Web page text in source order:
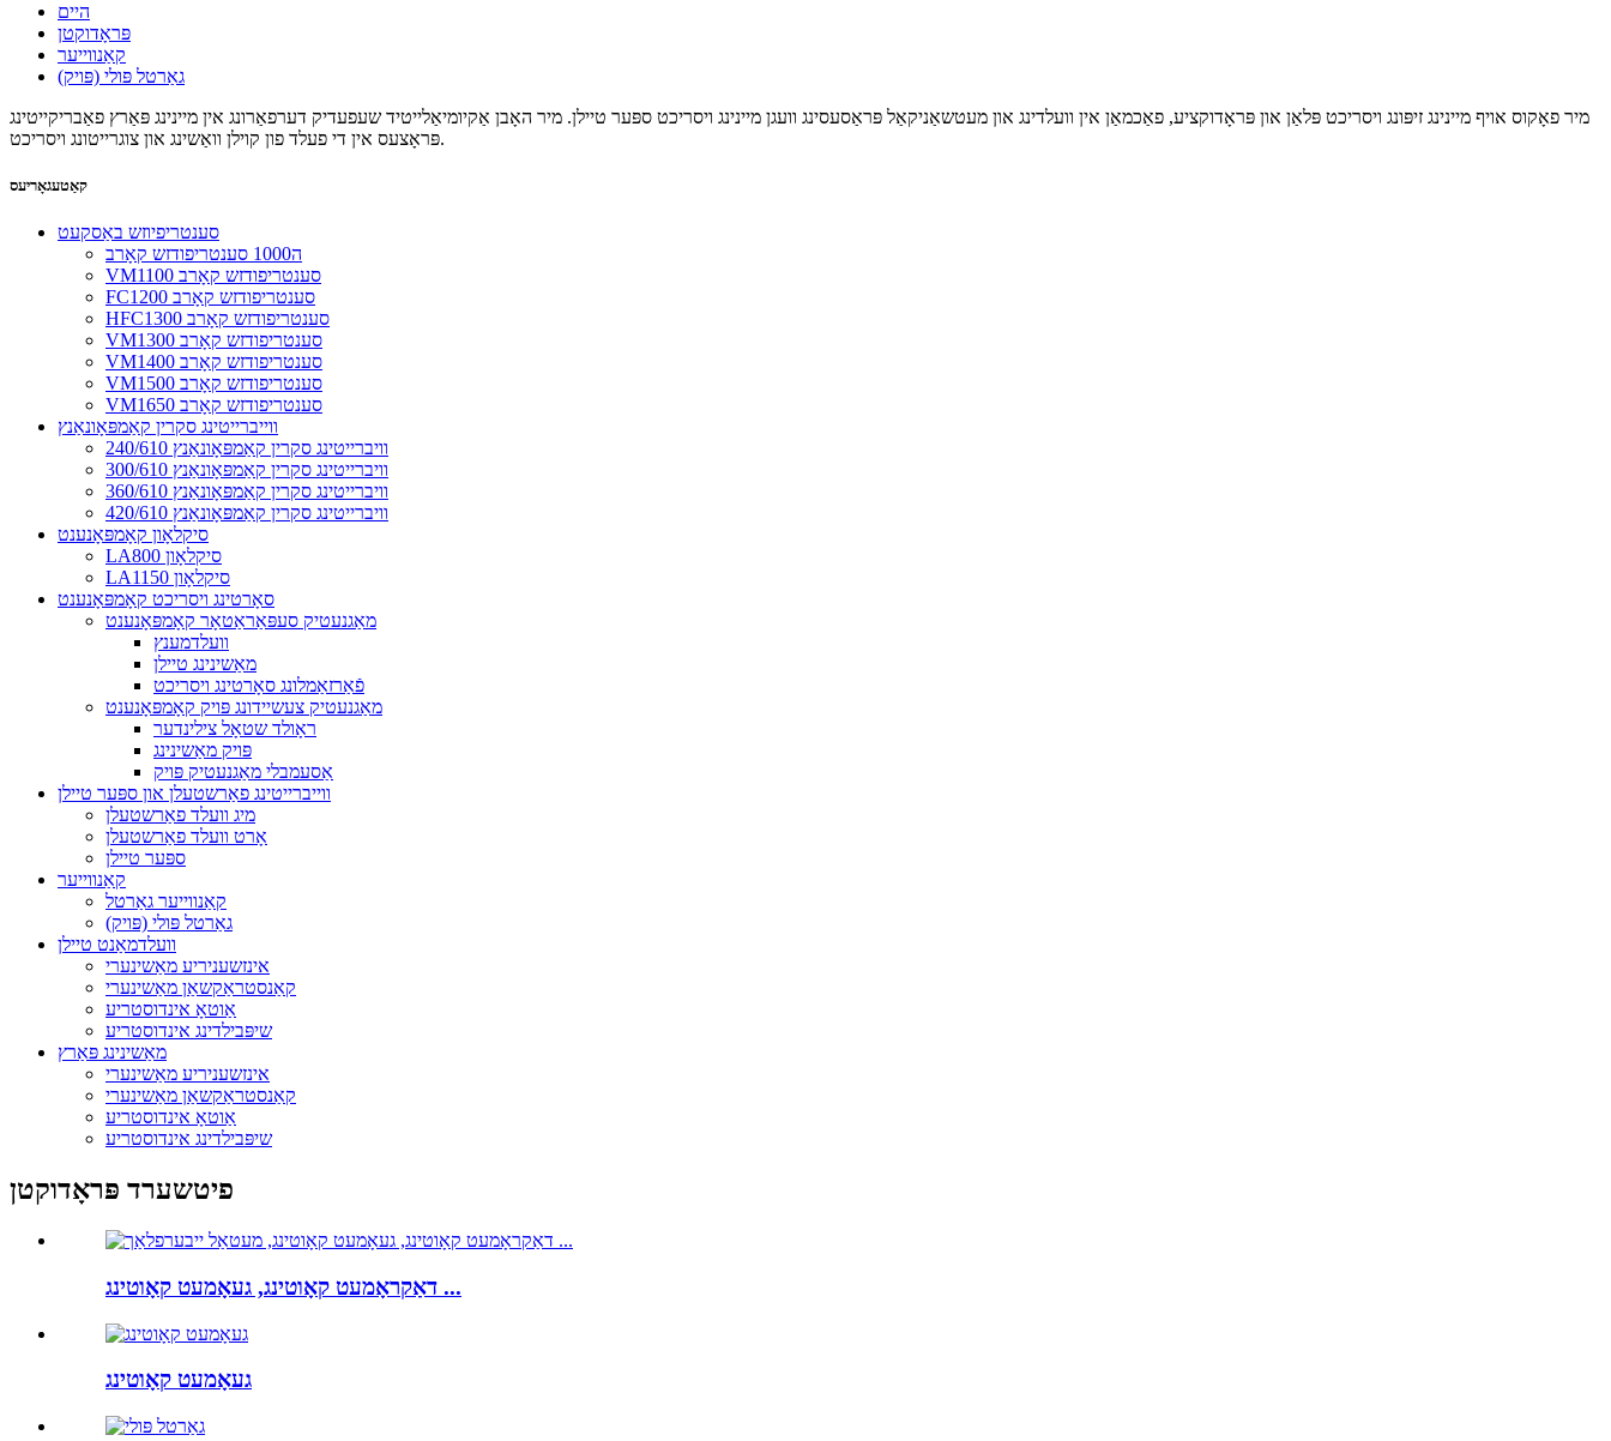
היים
פּראָדוקטן
קאַנווייער
גאַרטל פּולי (פּויק)
מיר פאָקוס אויף מיינינג זיפּונג ויסריכט פּלאַן און פּראָדוקציע, פאַכמאַן אין וועלדינג און מעטשאַניקאַל פּראַסעסינג וועגן מיינינג ויסריכט ספּער טיילן. מיר האָבן אַקיומיאַלייטיד שעפעדיק דערפאַרונג אין מיינינג פּאַרץ פאַבריקייטינג
פּראָצעס אין די פעלד פון קוילן וואַשינג און צוגרייטונג ויסריכט.
קאַטעגאָריעס
סענטריפיוזש באַסקעט
ה1000 סענטריפודזש קאָרב
VM1100 סענטריפודזש קאָרב
FC1200 סענטריפודזש קאָרב
HFC1300 סענטריפודזש קאָרב
VM1300 סענטריפודזש קאָרב
VM1400 סענטריפודזש קאָרב
VM1500 סענטריפודזש קאָרב
VM1650 סענטריפודזש קאָרב
ווייברייטינג סקרין קאַמפּאָונאַנץ
240/610 וויברייטינג סקרין קאַמפּאָונאַנץ
300/610 וויברייטינג סקרין קאַמפּאָונאַנץ
360/610 וויברייטינג סקרין קאַמפּאָונאַנץ
420/610 וויברייטינג סקרין קאַמפּאָונאַנץ
סיקלאָון קאָמפּאָנענט
LA800 סיקלאָון
LA1150 סיקלאָון
סאָרטינג ויסריכט קאָמפּאָנענט
מאַגנעטיק סעפּאַראַטאָר קאָמפּאָנענט
וועלדמענץ
מאַשינינג טיילן
פֿאַרזאַמלונג סאָרטינג ויסריכט
מאַגנעטיק צעשיידונג פּויק קאָמפּאָנענט
ראָולד שטאָל צילינדער
פּויק מאַשינינג
אַסעמבלי מאַגנעטיק פּויק
ווייברייטינג פאַרשטעלן און ספּער טיילן
מיג וועלד פאַרשטעלן
אָרט וועלד פאַרשטעלן
ספּער טיילן
קאַנווייער
קאַנווייער גאַרטל
גאַרטל פּולי (פּויק)
וועלדמאַנט טיילן
אינזשעניריע מאַשינערי
קאַנסטראַקשאַן מאַשינערי
אַוטאָ אינדוסטריע
שיפּבילדינג אינדוסטריע
מאַשינינג פּאַרץ
אינזשעניריע מאַשינערי
קאַנסטראַקשאַן מאַשינערי
אַוטאָ אינדוסטריע
שיפּבילדינג אינדוסטריע
פיטשערד פּראָדוקטן
דאַקראָמעט קאָוטינג, געאָמעט קאָוטינג ...
געאָמעט קאָוטינג